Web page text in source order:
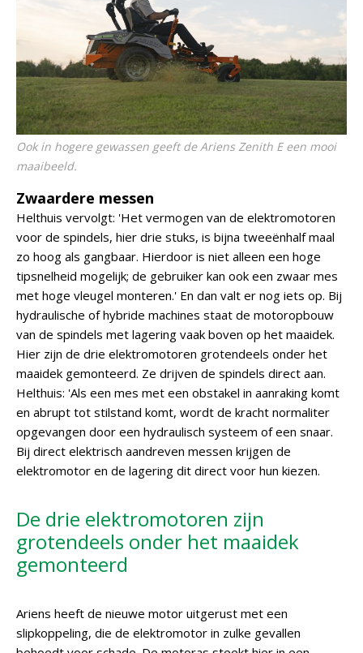
Ook in hogere gewassen geeft de Ariens Zenith E een mooi
maaibeeld.
Zwaardere messen
Helthuis vervolgt: 'Het vermogen van de elektromotoren
voor de spindels, hier drie stuks, is bijna tweeënhalf maal
zo hoog als gangbaar. Hierdoor is niet alleen een hoge
tipsnelheid mogelijk; de gebruiker kan ook een zwaar mes
met hoge vleugel monteren.' En dan valt er nog iets op. Bij
hydraulische of hybride machines staat de motoropbouw
van de spindels met lagering vaak boven op het maaidek.
Hier zijn de drie elektromotoren grotendeels onder het
maaidek gemonteerd. Ze drijven de spindels direct aan.
Helthuis: 'Als een mes met een obstakel in aanraking komt
en abrupt tot stilstand komt, wordt de kracht normaliter
opgevangen door een hydraulisch systeem of een snaar.
Bij direct elektrisch aandreven messen krijgen de
elektromotor en de lagering dit direct voor hun kiezen.
De drie elektromotoren zijn
grotendeels onder het maaidek
gemonteerd
Ariens heeft de nieuwe motor uitgerust met een
slipkoppeling, die de elektromotor in zulke gevallen